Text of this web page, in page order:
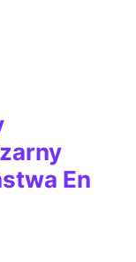
En